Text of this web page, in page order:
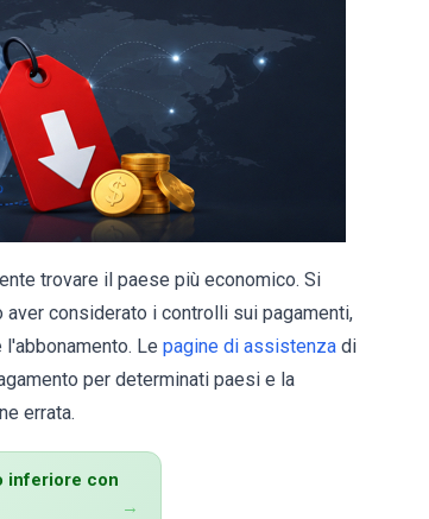
trovare il paese più economico. Si
considerato i controlli sui pagamenti,
Le pagine di assistenza di
per determinati paesi e la
errata.
inferiore con
→